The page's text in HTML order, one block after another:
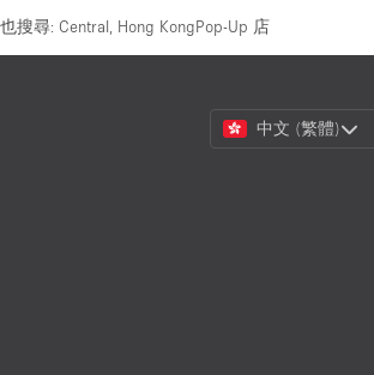
也搜尋: Central, Hong KongPop-Up 店
Choose
Language
中文 (繁體)